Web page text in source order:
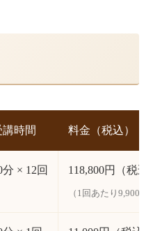
講時間 料金（税込）
分 × 12回 118,800円（税込
（1回あたり9,900